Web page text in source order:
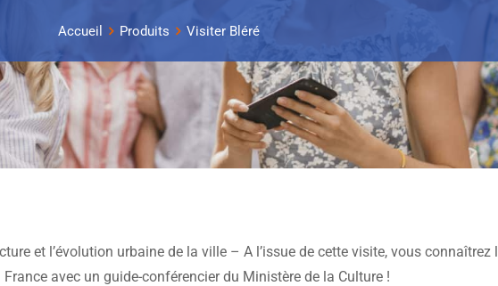
Accueil Produits Visiter Bléré
et l’évolution urbaine de la ville – A l’issue de cette visite, vous
avec un guide-conférencier du Ministère de la Culture !